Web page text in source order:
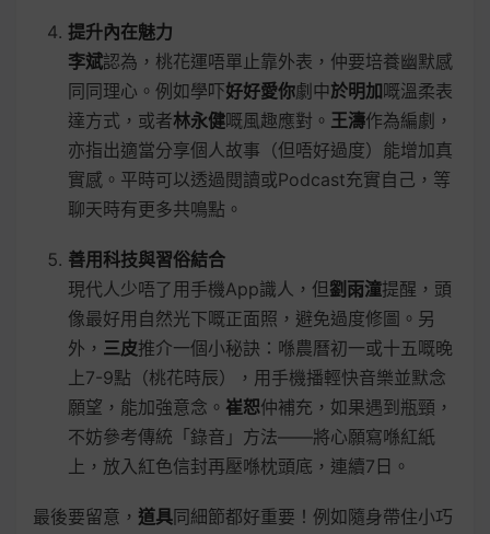
提升內在魅力
李斌認為，桃花運唔單止靠外表，仲要培養幽默感
同同理心。例如學吓好好愛你劇中於明加 嘅溫柔表
達方式，或者林永健嘅風趣應對。 王濤作為編劇，
亦指出適當分享個人故事（但唔好過度）能增加真
實感。平時可以透過閱讀或Podcast充實自己，等
聊天時有更多共鳴點。
善用科技與習俗結合
現代人少唔了用手機App識人，但劉雨潼提醒，頭
像最好用自然光下嘅正面照，避免過度修圖。另
外， 三皮推介一個小秘訣：喺農曆初一或十五嘅晚
上7-9點（桃花時辰），用手機播輕快音樂並默念
願望，能加強意念。 崔恕仲補充，如果遇到瓶頸，
不妨參考傳統「錄音」方法——將心願寫喺紅紙
上，放入紅色信封再壓喺枕頭底，連續7日。
最後要留意， 道具同細節都好重要！例如隨身帶住小巧